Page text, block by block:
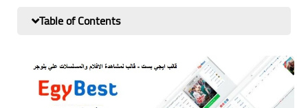
Table of Contents